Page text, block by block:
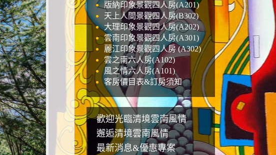
版納印象景觀四人房(A201)
天上人間景觀四人房(B302)
大理印象景觀四人房(A202)
雲南印象景觀四人房(A301)
麗江印象景觀四人房 (A302)
雲之南六人房(A102)
風之情六人房(A101)
客房價目表&訂房須知
歡迎光臨清境雲南風情
邂逅清境雲南風情
最新消息&優惠專案